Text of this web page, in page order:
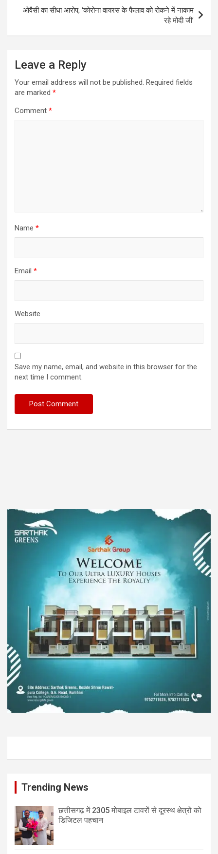
ओवैसी का सीधा आरोप, ‘कोरोना वायरस के फैलाव को रोकने में नाकाम
रहे मोदी जी’
Leave a Reply
Your email address will not be published. Required fields
are marked *
Comment *
Name *
Email *
Website
Save my name, email, and website in this browser for the
next time I comment.
Trending News
छत्तीसगढ़ में 2305 मोबाइल टावरों से दूरस्थ क्षेत्रों को
डिजिटल पहचान